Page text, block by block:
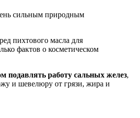
сильным природным
подавлять работу сальных желез,
и шевелюру от грязи, жира и